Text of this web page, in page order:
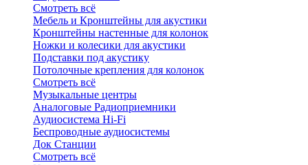
Смотреть всё
Мебель и Кронштейны для акустики
Кронштейны настенные для колонок
Ножки и колесики для акустики
Подставки под акустику
Потолочные крепления для колонок
Смотреть всё
Музыкальные центры
Аналоговые Радиоприемники
Аудиосистема Hi-Fi
Беспроводные аудиосистемы
Док Станции
Смотреть всё